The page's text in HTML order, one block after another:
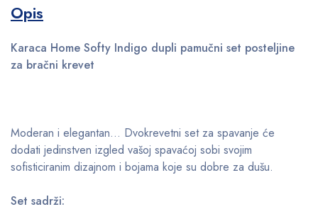
Opis
Karaca Home Softy Indigo dupli pamučni set posteljine
za bračni krevet
Moderan i elegantan… Dvokrevetni set za spavanje će
dodati jedinstven izgled vašoj spavaćoj sobi svojim
sofisticiranim dizajnom i bojama koje su dobre za dušu.
Set sadrži: